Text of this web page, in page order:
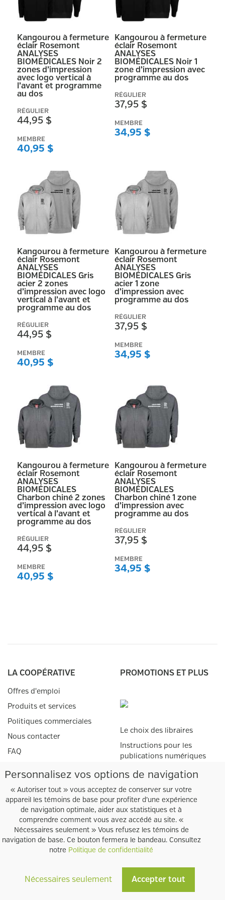
Personnalisez vos options de navigation
« Autoriser tout » vous acceptez de conserver sur votre
appareil les témoins de base pour profiter d’une expérience
de navigation optimale, aider aux statistiques et à
comprendre comment vous avez accédé au site. «
Nécessaires seulement » Vous refusez les témoins de
navigation de base. Ce bouton fermera le bandeau. Consultez
notre Politique de confidentialité
Nécessaires seulement Accepter tout
Kangourou à fermeture
éclair Rosemont
ANALYSES
BIOMÉDICALES Noir 2
zones d’impression
avec logo vertical à
l’avant et programme
au dos
RÉGULIER
44,95 $
MEMBRE
40,95 $
Kangourou à fermeture
éclair Rosemont
ANALYSES
BIOMÉDICALES Noir 1
zone d’impression avec
programme au dos
RÉGULIER
37,95 $
MEMBRE
34,95 $
Kangourou à fermeture
éclair Rosemont
ANALYSES
BIOMÉDICALES Gris
acier 2 zones
d’impression avec logo
vertical à l’avant et
programme au dos
RÉGULIER
44,95 $
MEMBRE
40,95 $
Kangourou à fermeture
éclair Rosemont
ANALYSES
BIOMÉDICALES Gris
acier 1 zone
d’impression avec
programme au dos
RÉGULIER
37,95 $
MEMBRE
34,95 $
Kangourou à fermeture
éclair Rosemont
ANALYSES
BIOMÉDICALES
Charbon chiné 2 zones
d’impression avec logo
vertical à l’avant et
programme au dos
RÉGULIER
44,95 $
MEMBRE
40,95 $
Kangourou à fermeture
éclair Rosemont
ANALYSES
BIOMÉDICALES
Charbon chiné 1 zone
d’impression avec
programme au dos
RÉGULIER
37,95 $
MEMBRE
34,95 $
LA COOPÉRATIVE
Offres d'emploi
Produits et services
Politiques commerciales
Nous contacter
FAQ
SERVICES AUX
ÉTUDIANTS
Matériel scolaire
SERVICES AUX
ENSEIGNANTS
PROMOTIONS ET PLUS
Le choix des libraires
Instructions pour les
publications numériques
Livres numériques adaptés
GROUPE COOPSCO
Points de vente
Bureaux administratifs
Tous droits réservés © Coopsco